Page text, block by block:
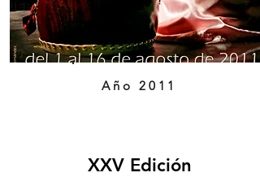
Año 2011
XXV Edición